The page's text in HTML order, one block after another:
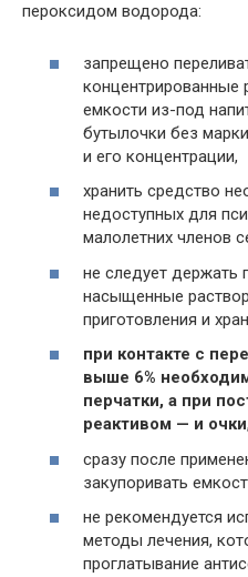
пероксидом водорода:
запрещено
концентрированные
емкости из-под
бутылочки без
и его концентрации,
хранить средство
недоступных для
малолетних членов
не следует держать
насыщенные
приготовления и
при контакте с
выше 6%
перчатки, а при
реактивом — и очки,
сразу после
закупоривать
не рекомендуется
методы лечения,
проглатывание